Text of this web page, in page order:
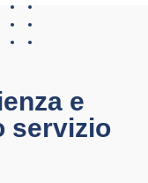
e
servizio